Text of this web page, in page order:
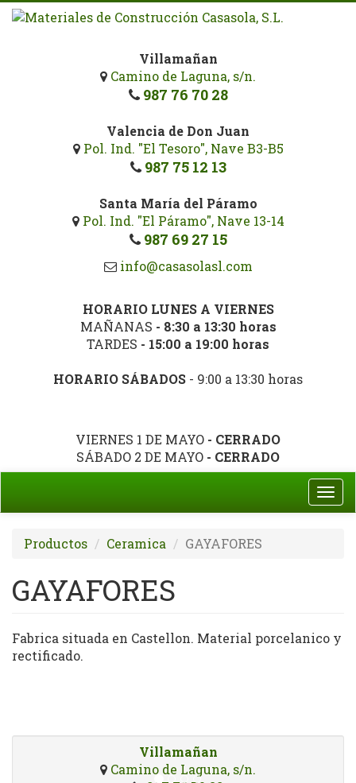
Pasar
Villamañan
Camino de Laguna, s/n.
987 76 70 28
Valencia de Don Juan
Pol. Ind. "El Tesoro", Nave B3-B5
987 75 12 13
Santa María del Páramo
Pol. Ind. "El Páramo", Nave 13-14
987 69 27 15
info@casasolasl.com
HORARIO LUNES A VIERNES
MAÑANAS - 8:30 a 13:30 horas
TARDES - 15:00 a 19:00 horas
HORARIO SÁBADOS - 9:00 a 13:30 horas
VIERNES 1 DE MAYO - CERRADO
SÁBADO 2 DE MAYO - CERRADO
Productos
Ceramica GAYAFORES
GAYAFORES
Fabrica situada en Castellon. Material porcelanico y
rectificado.
Villamañan
Camino de Laguna, s/n.